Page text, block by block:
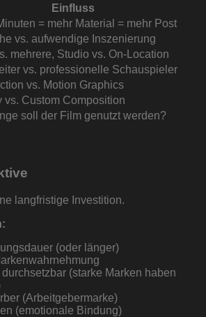
Einfluss
= mehr Material = mehr Post
vs. aufwendige Inszenierung
mehrere, Studio vs. On-Location
vs. professionelle Schauspieler
vs. Motion Graphics
vs. Custom Composition
soll der Film genutzt werden?
langfristige Investition.
(oder länger)
(starke Marken haben
(Arbeitgebermarke)
(emotionale Bindung)